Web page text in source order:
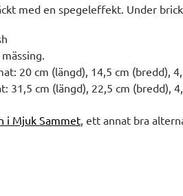
med en spegeleffekt. Under
20 cm (längd), 14,5 cm (bredd),
31,5 cm (längd), 22,5 cm (bredd),
i Mjuk Sammet, ett annat bra